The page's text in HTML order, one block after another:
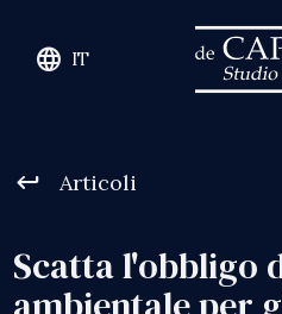
language IT
keyboard_return Articoli
Scatta l'obbligo